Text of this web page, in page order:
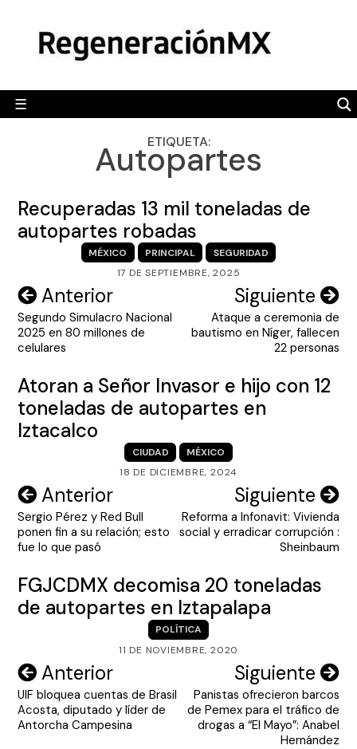
content
☰
POLÍTICA
CAMALEÓN
OPINIÓN
ENGLISH SECTION
VIDEOS
ETIQUETA:
Autopartes
Recuperadas 13 mil toneladas de
autopartes robadas
MÉXICO PRINCIPAL
SEGURIDAD
17 DE SEPTIEMBRE, 2025
Navegación
de
entradas
Anterior
Segundo Simulacro Nacional
2025 en 80 millones de
celulares
Siguiente
Ataque a ceremonia de
bautismo en Níger, fallecen
22 personas
Atoran a Señor Invasor e hijo con 12
toneladas de autopartes en
Iztacalco
CIUDAD
MÉXICO
18 DE DICIEMBRE, 2024
Navegación
de
entradas
Anterior
Sergio Pérez y Red Bull
ponen fin a su relación; esto
fue lo que pasó
Siguiente
Reforma a Infonavit: Vivienda
social y erradicar corrupción :
Sheinbaum
FGJCDMX decomisa 20 toneladas
de autopartes en Iztapalapa
POLÍTICA
11 DE NOVIEMBRE, 2020
Navegación
de
entradas
Anterior
UIF bloquea cuentas de Brasil
Acosta, diputado y líder de
Antorcha Campesina
Siguiente
Panistas ofrecieron barcos
de Pemex para el tráfico de
drogas a “El Mayo”: Anabel
Hernández